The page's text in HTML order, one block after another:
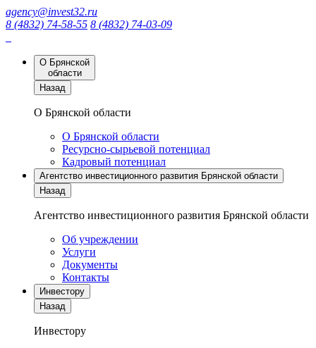
agency@invest32.ru
8 (4832) 74-58-55 8 (4832) 74-03-09
О Брянской
области
Назад
О Брянской области
О Брянской области
Ресурсно-сырьевой потенциал
Кадровый потенциал
Агентство инвестиционного развития Брянской области
Назад
Агентство инвестиционного развития Брянской области
Об учреждении
Услуги
Документы
Контакты
Инвестору
Назад
Инвестору